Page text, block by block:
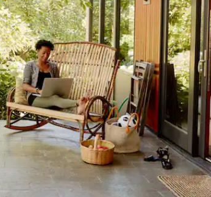
le bas pour les parcourir ou en appuyant et en